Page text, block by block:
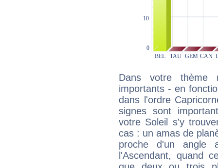
Dans votre thème
importants - en
dans l'ordre
signes sont
votre Soleil s'y
cas : un amas de
proche d'un
l'Ascendant, quand